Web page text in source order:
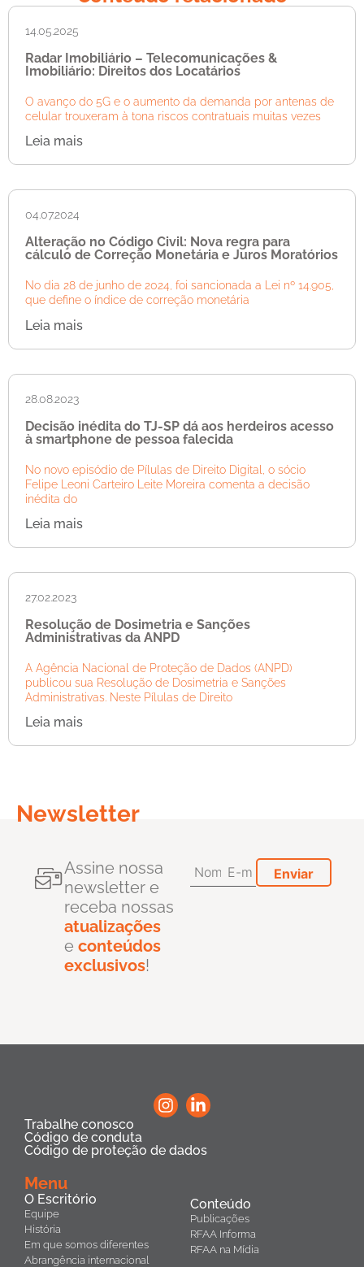
14.05.2025
Radar Imobiliário – Telecomunicações &
Imobiliário: Direitos dos Locatários
O avanço do 5G e o aumento da demanda por antenas de
celular trouxeram à tona riscos contratuais muitas vezes
Leia mais
04.07.2024
Alteração no Código Civil: Nova regra para
cálculo de Correção Monetária e Juros Moratórios
No dia 28 de junho de 2024, foi sancionada a Lei nº 14.905,
que define o índice de correção monetária
Leia mais
28.08.2023
Decisão inédita do TJ-SP dá aos herdeiros acesso
à smartphone de pessoa falecida
No novo episódio de Pílulas de Direito Digital, o sócio
Felipe Leoni Carteiro Leite Moreira comenta a decisão
inédita do
Leia mais
27.02.2023
Resolução de Dosimetria e Sanções
Administrativas da ANPD
A Agência Nacional de Proteção de Dados (ANPD)
publicou sua Resolução de Dosimetria e Sanções
Administrativas. Neste Pílulas de Direito
Leia mais
Newsletter
Assine nossa
newsletter e
receba nossas
atualizações
e conteúdos
exclusivos!
Trabalhe conosco
Código de conduta
Código de proteção de dados
Menu
O Escritório
Equipe
História
Em que somos diferentes
Abrangência internacional
Conteúdo
Publicações
RFAA Informa
RFAA na Mídia